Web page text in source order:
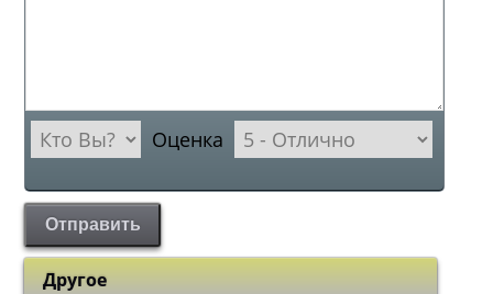
Оценка
Отправить
Другое